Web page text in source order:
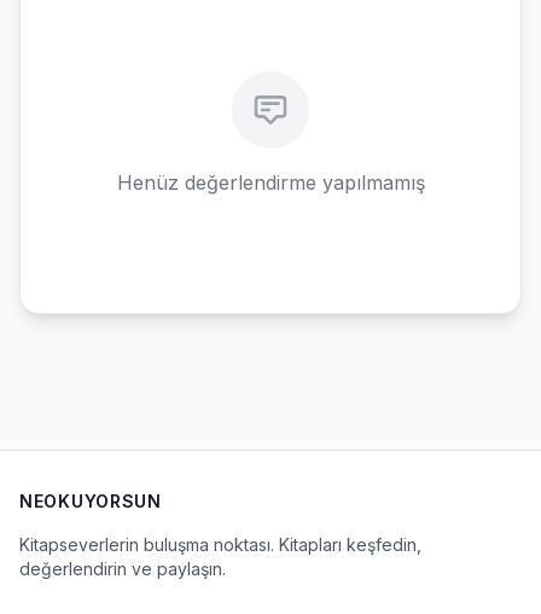
Henüz değerlendirme yapılmamış
NEOKUYORSUN
Kitapseverlerin buluşma noktası. Kitapları keşfedin,
değerlendirin ve paylaşın.